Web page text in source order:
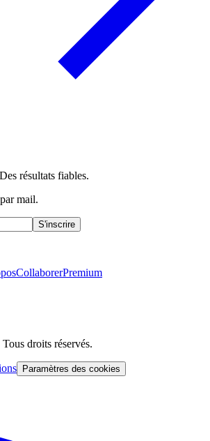
résultats fiables.
mail.
S'inscrire
CollaborerPremium
droits réservés.
Paramètres des cookies